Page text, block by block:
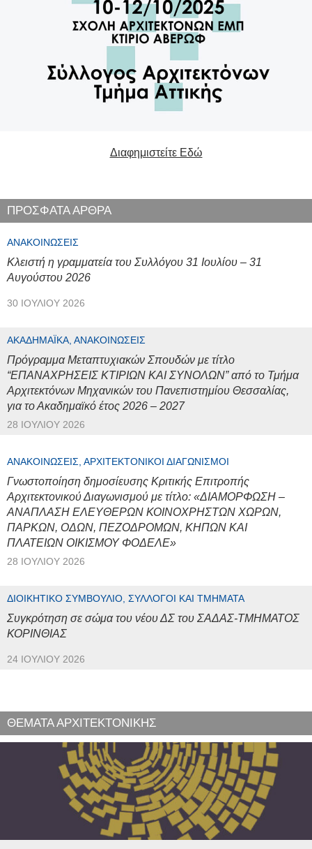
Διαφημιστείτε Εδώ
ΠΡΟΣΦΑΤΑ ΑΡΘΡΑ
ΑΝΑΚΟΙΝΏΣΕΙΣ
Κλειστή η γραμματεία του Συλλόγου 31 Ιουλίου – 31
Αυγούστου 2026
30 ΙΟΥΛΊΟΥ 2026
ΑΚΑΔΗΜΑΪΚΆ, ΑΝΑΚΟΙΝΏΣΕΙΣ
Πρόγραμμα Μεταπτυχιακών Σπουδών με τίτλο
“ΕΠΑΝΑΧΡΗΣΕΙΣ ΚΤΙΡΙΩΝ ΚΑΙ ΣΥΝΟΛΩΝ” από το Τμήμα
Αρχιτεκτόνων Μηχανικών του Πανεπιστημίου Θεσσαλίας,
για το Ακαδημαϊκό έτος 2026 – 2027
28 ΙΟΥΛΊΟΥ 2026
ΑΝΑΚΟΙΝΏΣΕΙΣ, ΑΡΧΙΤΕΚΤΟΝΙΚΟΊ ΔΙΑΓΩΝΙΣΜΟΊ
Γνωστοποίηση δημοσίευσης Κριτικής Επιτροπής
Αρχιτεκτονικού Διαγωνισμού με τίτλο: «ΔΙΑΜΟΡΦΩΣΗ –
ΑΝΑΠΛΑΣΗ ΕΛΕΥΘΕΡΩΝ ΚΟΙΝΟΧΡΗΣΤΩΝ ΧΩΡΩΝ,
ΠΑΡΚΩΝ, ΟΔΩΝ, ΠΕΖΟΔΡΟΜΩΝ, ΚΗΠΩΝ ΚΑΙ
ΠΛΑΤΕΙΩΝ ΟΙΚΙΣΜΟΥ ΦΟΔΕΛΕ»
28 ΙΟΥΛΊΟΥ 2026
ΔΙΟΙΚΗΤΙΚΌ ΣΥΜΒΟΎΛΙΟ, ΣΎΛΛΟΓΟΙ ΚΑΙ ΤΜΉΜΑΤΑ
Συγκρότηση σε σώμα του νέου ΔΣ του ΣΑΔΑΣ-ΤΜΗΜΑΤΟΣ
ΚΟΡΙΝΘΙΑΣ
24 ΙΟΥΛΊΟΥ 2026
ΘΕΜΑΤΑ ΑΡΧΙΤΕΚΤΟΝΙΚΗΣ